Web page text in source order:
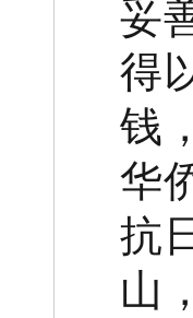
妥
得
钱
华
抗
山